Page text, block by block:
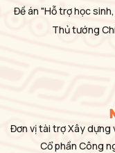
Đề án "Hỗ trợ học
Thủ tướng
Đơn vị tài trợ Xây
Cổ phần Công